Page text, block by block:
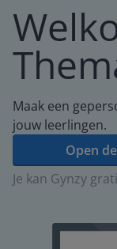
Maak een
jouw leerlingen.
Open
Je kan Gynzy